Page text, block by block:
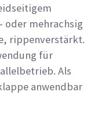
oder mehrachsig
rippenverstärkt.
für
Als
anwendbar